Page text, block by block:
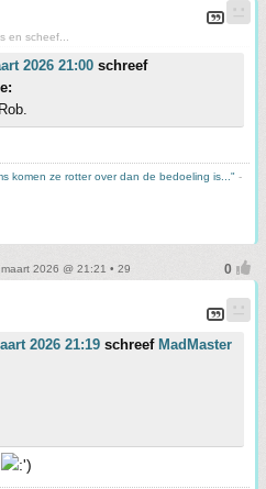
en scheef...
2026 21:00 schreef
komen ze rotter over dan de bedoeling is..." -
2026 @ 21:21 • 29
2026 21:19 schreef MadMaster